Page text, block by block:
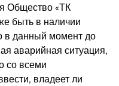
Общество «ТК
быть в наличии
в данный момент до
аварийная ситуация,
со всеми
владеет ли